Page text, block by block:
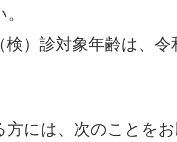
検）診対象年齢は、
方には、次のことを